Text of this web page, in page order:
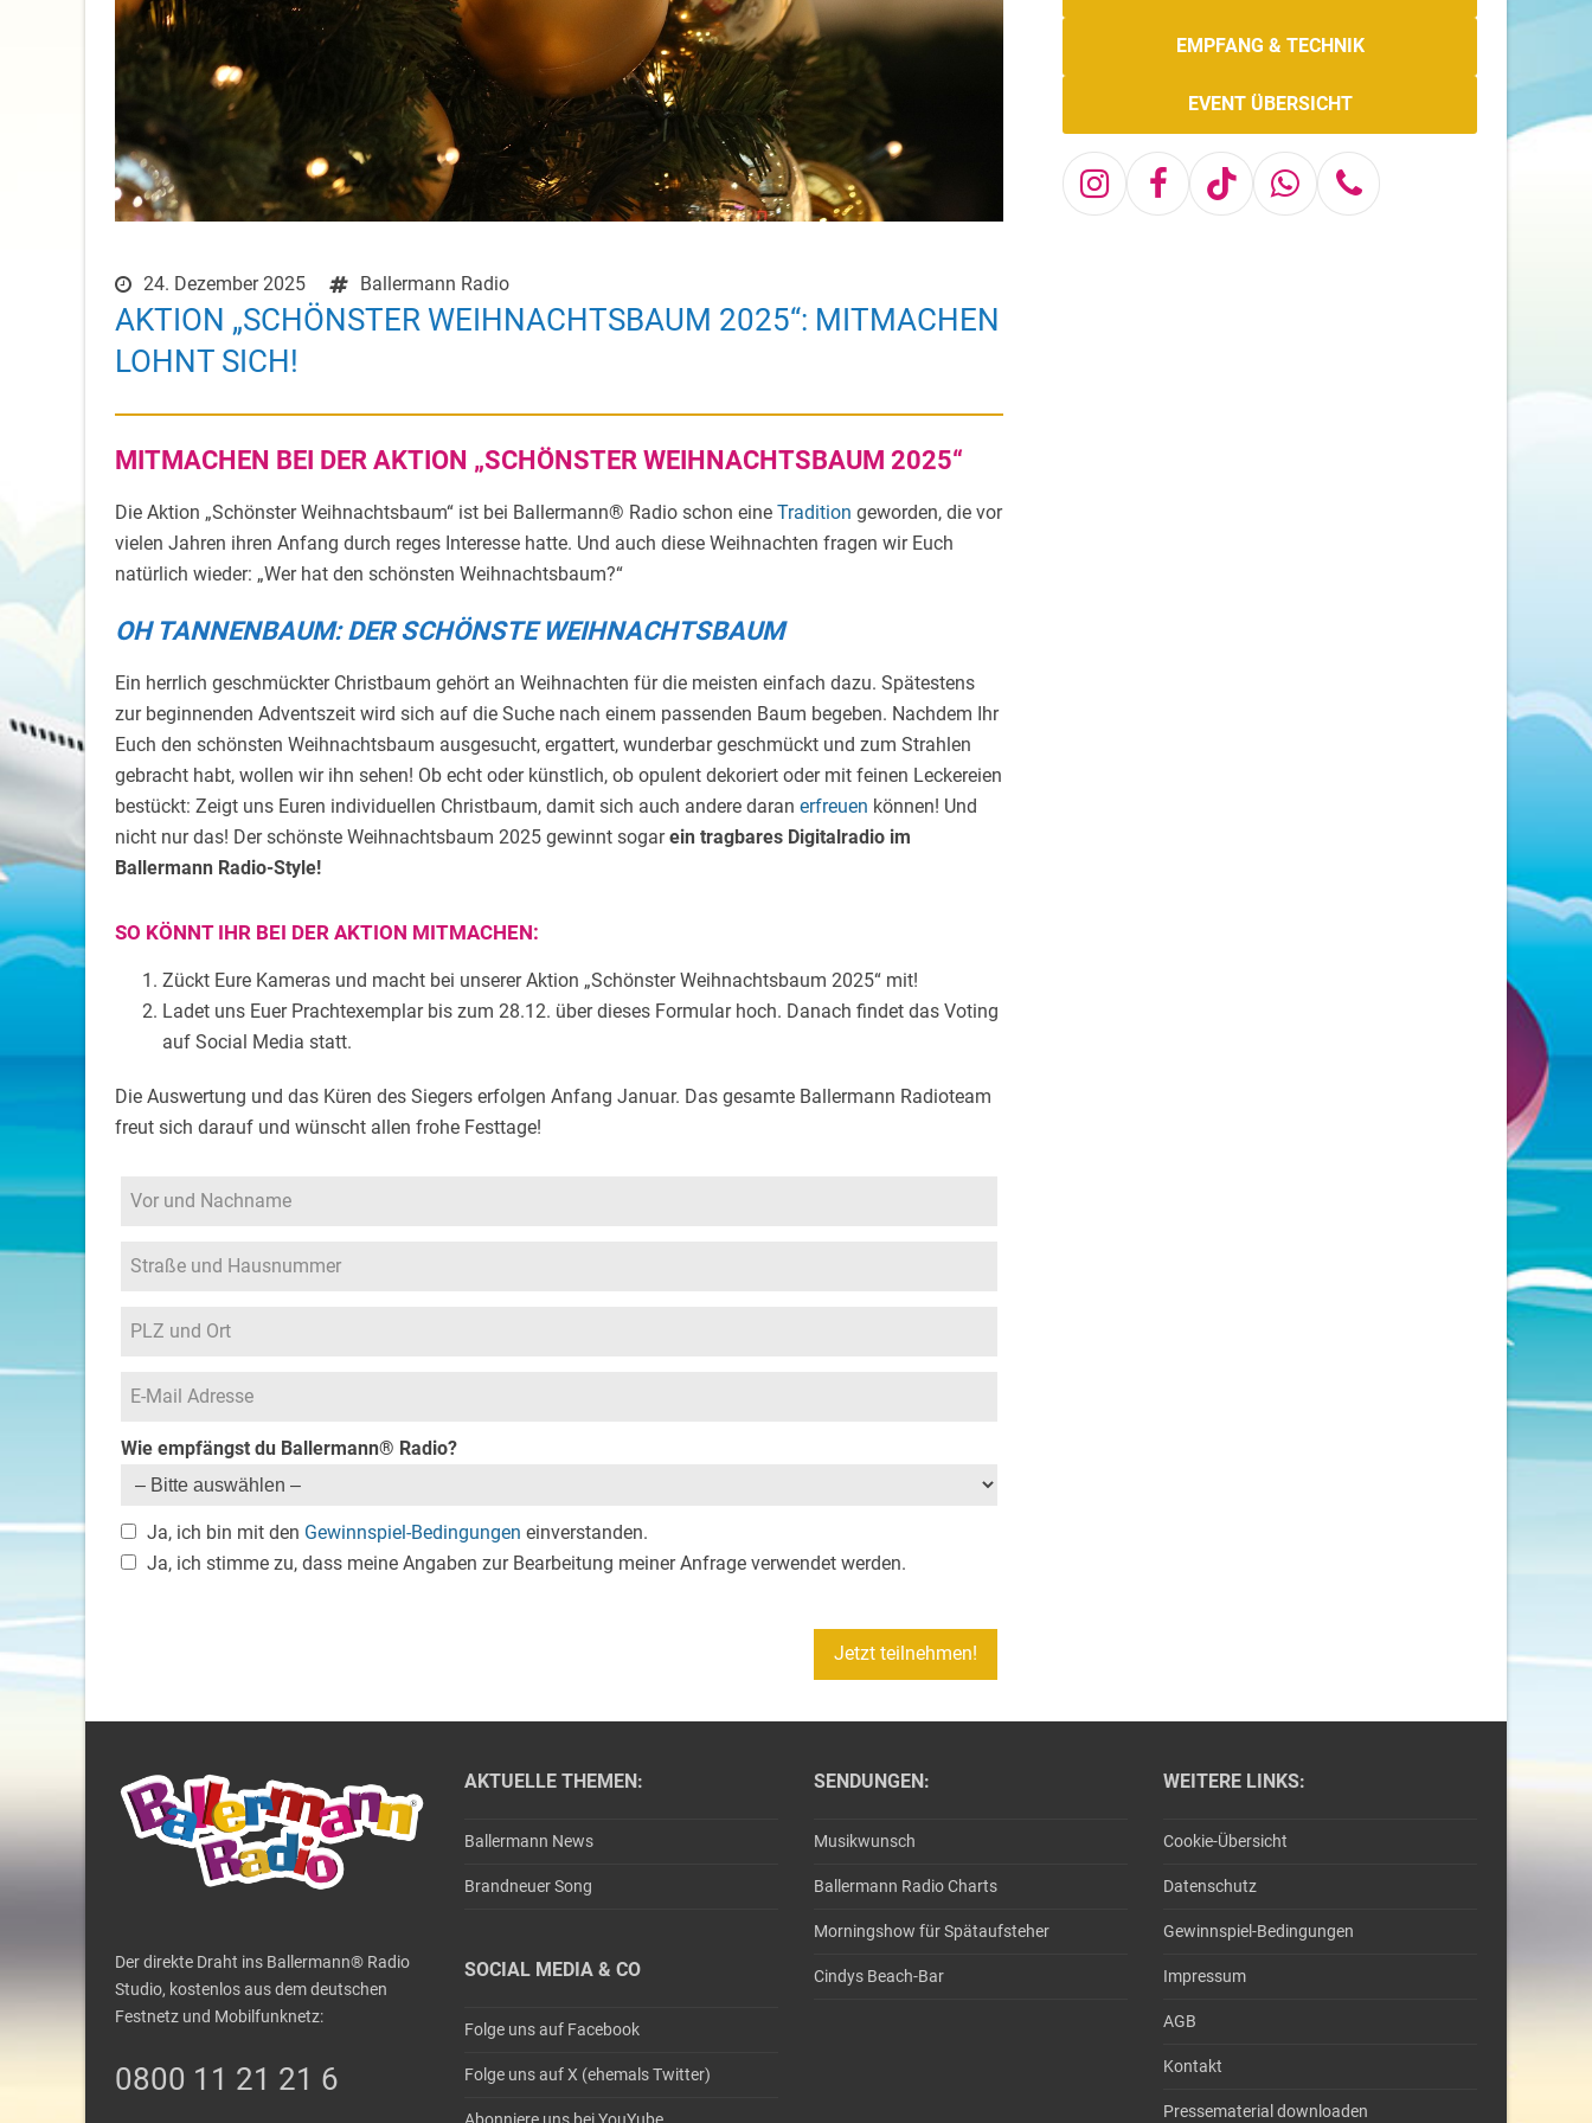
24. Dezember 2025 Ballermann Radio
AKTION „SCHÖNSTER WEIHNACHTSBAUM 2025“: MITMACHEN
LOHNT SICH!
MITMACHEN BEI DER AKTION „SCHÖNSTER WEIHNACHTSBAUM 2025“
Die Aktion „Schönster Weihnachtsbaum“ ist bei Ballermann® Radio schon eine Tradition geworden, die vor
vielen Jahren ihren Anfang durch reges Interesse hatte. Und auch diese Weihnachten fragen wir Euch
natürlich wieder: „Wer hat den schönsten Weihnachtsbaum?“
OH TANNENBAUM: DER SCHÖNSTE WEIHNACHTSBAUM
Ein herrlich geschmückter Christbaum gehört an Weihnachten für die meisten einfach dazu. Spätestens
zur beginnenden Adventszeit wird sich auf die Suche nach einem passenden Baum begeben. Nachdem Ihr
Euch den schönsten Weihnachtsbaum ausgesucht, ergattert, wunderbar geschmückt und zum Strahlen
gebracht habt, wollen wir ihn sehen! Ob echt oder künstlich, ob opulent dekoriert oder mit feinen Leckereien
bestückt: Zeigt uns Euren individuellen Christbaum, damit sich auch andere daran erfreuen können! Und
nicht nur das! Der schönste Weihnachtsbaum 2025 gewinnt sogarein tragbares Digitalradio im
Ballermann Radio-Style!
SO KÖNNT IHR BEI DER AKTION MITMACHEN:
Zückt Eure Kameras und macht bei unserer Aktion „Schönster Weihnachtsbaum 2025“ mit!
Ladet uns Euer Prachtexemplar bis zum 28.12. über dieses Formular hoch. Danach findet das Voting
auf Social Media statt.
Die Auswertung und das Küren des Siegers erfolgen Anfang Januar. Das gesamte Ballermann Radioteam
freut sich darauf und wünscht allen frohe Festtage!
Wie empfängst du Ballermann® Radio?
Ja, ich bin mit den Gewinnspiel-Bedingungen einverstanden.
Ja, ich stimme zu, dass meine Angaben zur Bearbeitung meiner Anfrage verwendet werden.
EMPFANG & TECHNIK
EVENT ÜBERSICHT
Instagram
Facebook
TiktokWhatsapp
Telefon
Der direkte Draht ins Ballermann® Radio
Studio, kostenlos aus dem deutschen
Festnetz und Mobilfunknetz:
0800 11 21 21 6
AKTUELLE THEMEN:
Ballermann News
Brandneuer Song
SOCIAL MEDIA & CO
Folge uns auf Facebook
Folge uns auf X (ehemals Twitter)
SENDUNGEN:
Musikwunsch
Ballermann Radio Charts
Morningshow für Spätaufsteher
Cindys Beach-Bar
WEITERE LINKS:
Cookie-Übersicht
Datenschutz
Gewinnspiel-Bedingungen
Impressum
AGB
Kontakt
Pressematerial downloaden